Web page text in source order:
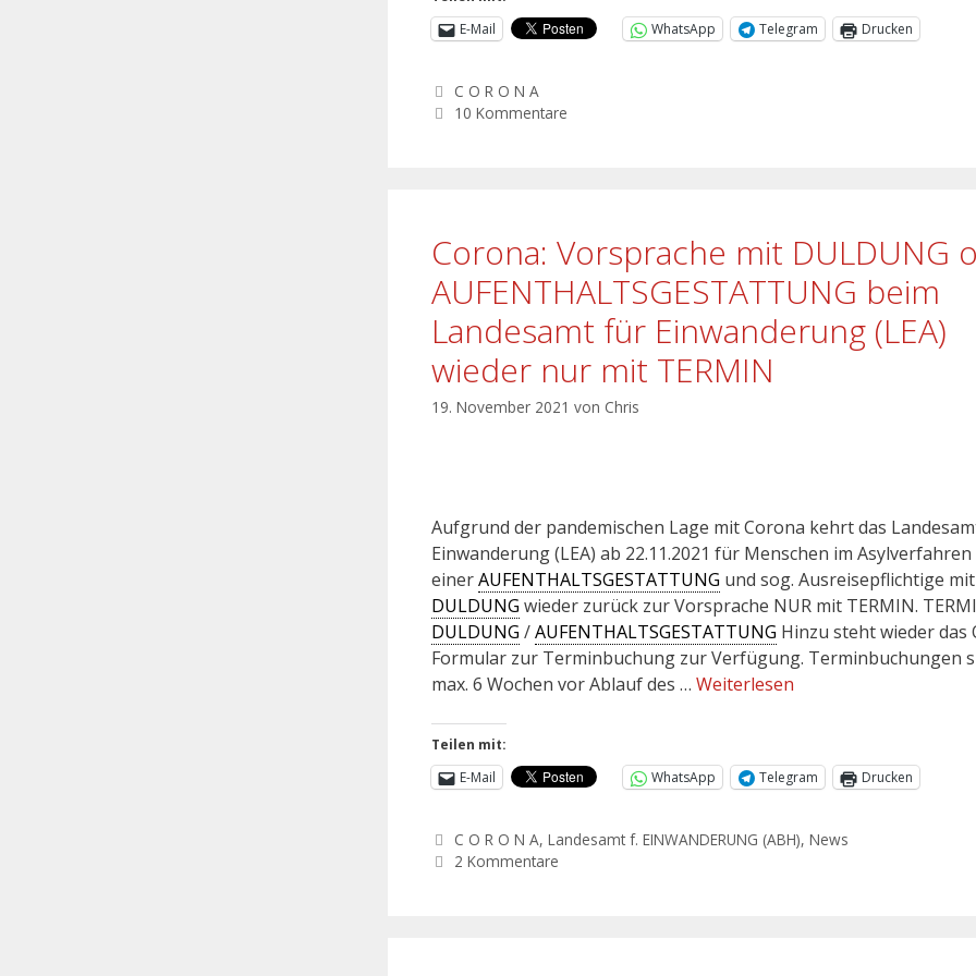
E-Mail
WhatsApp Telegram Drucken
C O R O N A
10 Kommentare
Corona: Vorsprache mit DULDUNG
AUFENTHALTSGESTATTUNG beim
Landesamt für Einwanderung (LEA)
wieder nur mit TERMIN
19. November 2021 von Chris
Aufgrund der pandemischen Lage mit Corona kehrt das
Einwanderung (LEA) ab 22.11.2021 für Menschen im
einerAUFENTHALTSGESTATTUNG und sog. Ausreisepflichtige mit
DULDUNG wieder zurück zur Vorsprache NUR mit TERMIN.
DULDUNG /AUFENTHALTSGESTATTUNG Hinzu steht wieder das
Formular zur Terminbuchung zur Verfügung. Terminbuchungen
max. 6 Wochen vor Ablauf des … Weiterlesen
Teilen mit:
E-Mail
WhatsApp Telegram Drucken
C O R O N A,Landesamt f. EINWANDERUNG (ABH),News
2 Kommentare